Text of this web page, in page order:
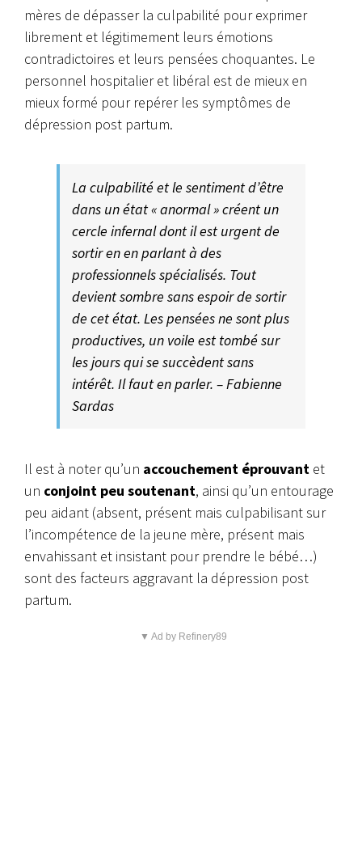
mères de dépasser la culpabilité pour exprimer
librement et légitimement leurs émotions
contradictoires et leurs pensées choquantes. Le
personnel hospitalier et libéral est de mieux en
mieux formé pour repérer les symptômes de
dépression post partum.
La culpabilité et le sentiment d’être
dans un état « anormal » créent un
cercle infernal dont il est urgent de
sortir en en parlant à des
professionnels spécialisés. Tout
devient sombre sans espoir de sortir
de cet état. Les pensées ne sont plus
productives, un voile est tombé sur
les jours qui se succèdent sans
intérêt. Il faut en parler. – Fabienne
Sardas
Il est à noter qu’un accouchement éprouvant et
un conjoint peu soutenant, ainsi qu’un entourage
peu aidant (absent, présent mais culpabilisant sur
l’incompétence de la jeune mère, présent mais
envahissant et insistant pour prendre le bébé…)
sont des facteurs aggravant la dépression post
partum.
▼ Ad by Refinery89